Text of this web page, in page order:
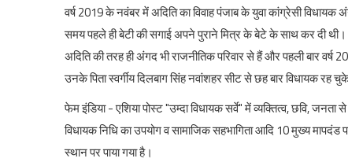
वर्ष 2019 के नवंबर में अदिति का विवाह पंजाब के युवा कांग्रेसी
समय पहले ही बेटी की सगाई अपने पुराने मित्र के बेटे के साथ कर दी
अदिति की तरह ही अंगद भी राजनीतिक परिवार से हैं और पहली बार
उनके पिता स्वर्गीय दिलबाग सिंह नवांशहर सीट से छह बार विधायक रह
फेम इंडिया - एशिया पोस्ट "उम्दा विधायक सर्वे" में व्यक्तित्व, छवि,
विधायक निधि का उपयोग व सामाजिक सहभागिता आदि 10 मुख्य
स्थान पर पाया गया है।